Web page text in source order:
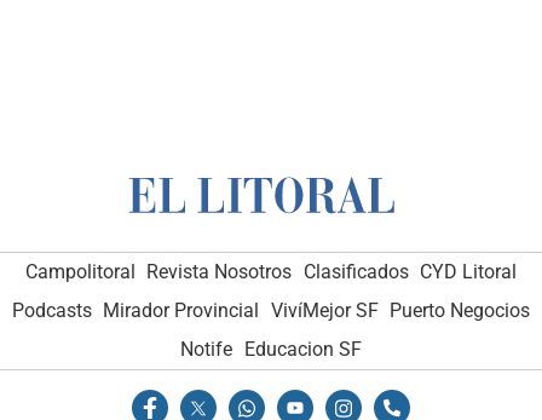
Campolitoral Revista Nosotros Clasificados CYD Litoral
Podcasts Mirador Provincial VivíMejor SF Puerto Negocios
Notife Educacion SF